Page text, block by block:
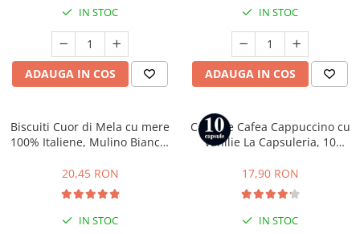
IN STOC
ADAUGA IN COS
IN STOC
ADAUGA IN COS
Biscuiti Cuor di Mela cu mere
100% Italiene, Mulino Bianco,
20,45 RON
IN STOC
Capsule Cafea Cappuccino cu
Vanilie La Capsuleria, 10
Nespresso
17,90 RON
IN STOC